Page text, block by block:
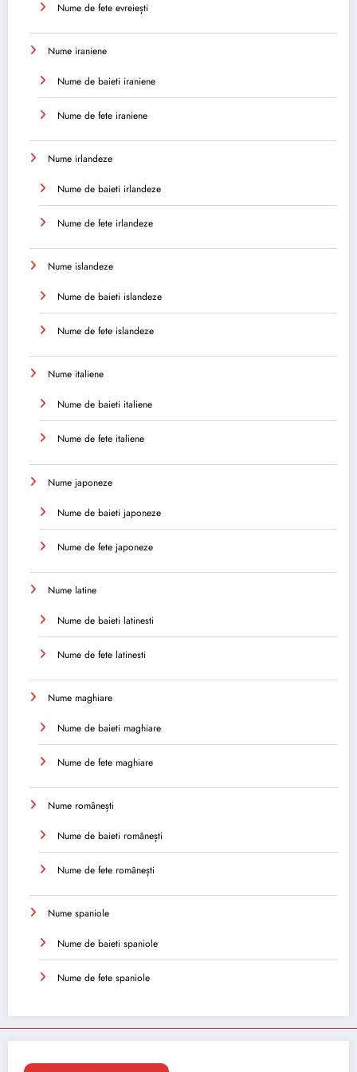
Nume de fete evreiești
Nume iraniene
Nume de baieti iraniene
Nume de fete iraniene
Nume irlandeze
Nume de baieti irlandeze
Nume de fete irlandeze
Nume islandeze
Nume de baieti islandeze
Nume de fete islandeze
Nume italiene
Nume de baieti italiene
Nume de fete italiene
Nume japoneze
Nume de baieti japoneze
Nume de fete japoneze
Nume latine
Nume de baieti latinesti
Nume de fete latinesti
Nume maghiare
Nume de baieti maghiare
Nume de fete maghiare
Nume românești
Nume de baieti românești
Nume de fete românești
Nume spaniole
Nume de baieti spaniole
Nume de fete spaniole